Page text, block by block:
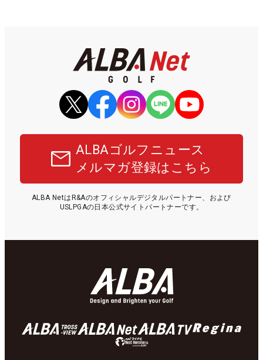
ALBAゴルフニュース
メルマガ登録はこちら
ALBA NetはR&Aのオフィシャルデジタルパートナー、および
USLPGAの日本公式サイトパートナーです。